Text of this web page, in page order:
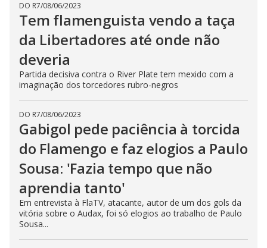
DO R7/08/06/2023
Tem flamenguista vendo a taça
da Libertadores até onde não
deveria
Partida decisiva contra o River Plate tem mexido com a
imaginação dos torcedores rubro-negros
DO R7/08/06/2023
Gabigol pede paciência à torcida
do Flamengo e faz elogios a Paulo
Sousa: 'Fazia tempo que não
aprendia tanto'
Em entrevista à FlaTV, atacante, autor de um dos gols da
vitória sobre o Audax, foi só elogios ao trabalho de Paulo
Sousa...